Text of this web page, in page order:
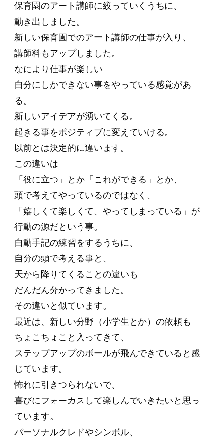
保育園のアート講師に絞っていくうちに、
動き出しました。
新しい保育園でのアート講師の仕事が入り、
講師料もアップしました。
なにより仕事が楽しい
自分にしかできない事をやっている感覚があ
る。
新しいアイデアが湧いてくる。
起きる事をポジティブに変えていける。
以前とは決定的に違います。
この違いは
「役に立つ」とか「これができる」とか、
頭で考えてやっているのではなく、
「嬉しくて楽しくて、やってしまっている」が
行動の源だという事。
自動手記の練習をするうちに、
自分の頭で考える事と、
天から降りてくることの違いも
だんだん分かってきました。
その違いと似ています。
最近は、新しい分野（小学生とか）の依頼も
ちょこちょこと入ってきて、
ステップアップのボールが飛んできていると感
じています。
怖れに引きつられないで、
喜びにフォーカスして楽しんでいきたいと思っ
ています。
パーソナルクレドやシンボル、